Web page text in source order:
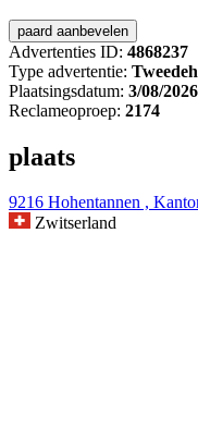
Advertenties ID: 4868237
Type advertentie:
Plaatsingsdatum: 3/08/2026
Reclameoproep: 2174
plaats
9216 Hohentannen ,
Zwitserland